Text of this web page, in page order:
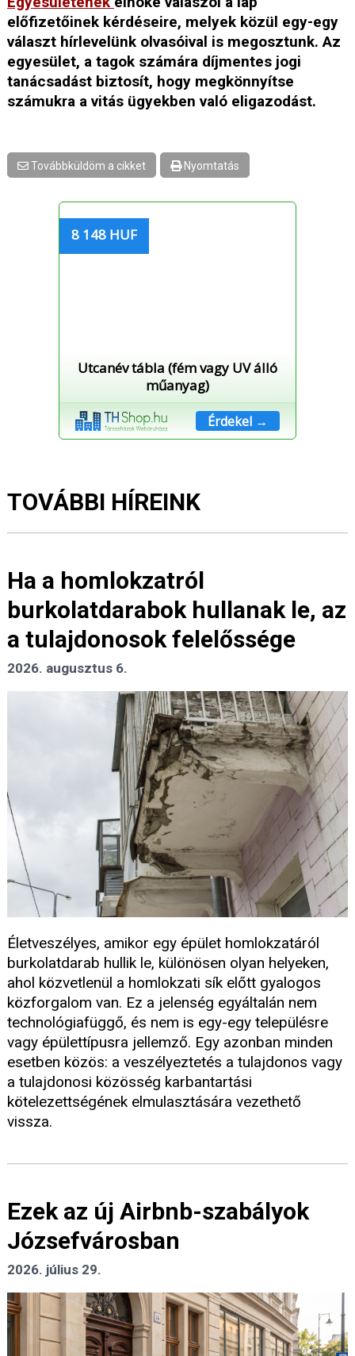
előfizetőinek kérdéseire, melyek közül egy-egy
választ hírlevelünk olvasóival is megosztunk. Az
egyesület, a tagok számára díjmentes jogi
tanácsadást biztosít, hogy megkönnyítse
számukra a vitás ügyekben való eligazodást.
Továbbküldöm a cikket Nyomtatás
8 148 HUF
Utcanév tábla (fém vagy UV álló
műanyag)
Érdekel →
TOVÁBBI HÍREINK
Ha a homlokzatról
burkolatdarabok hullanak le, az
a tulajdonosok felelőssége
2026. augusztus 6.
Életveszélyes, amikor egy épület homlokzatáról
burkolatdarab hullik le, különösen olyan helyeken,
ahol közvetlenül a homlokzati sík előtt gyalogos
közforgalom van. Ez a jelenség egyáltalán nem
technológiafüggő, és nem is egy-egy településre
vagy épülettípusra jellemző. Egy azonban minden
esetben közös: a veszélyeztetés a tulajdonos vagy
a tulajdonosi közösség karbantartási
kötelezettségének elmulasztására vezethető
vissza.
Ezek az új Airbnb-szabályok
Józsefvárosban
2026. július 29.